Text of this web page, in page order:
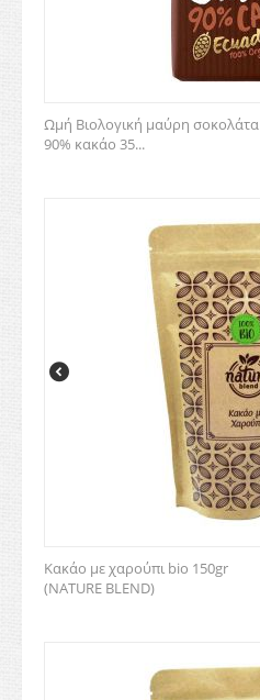
Ωμή Βιολογική μαύρη σοκολάτα
90% κακάο 35...
Κακάο με χαρούπι bio 150gr
(NATURE BLEND)